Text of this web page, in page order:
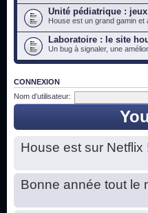
Unité pédiatrique : jeux
House est un grand gamin et
Laboratoire : le site
Un bug à signaler, une
CONNEXION
Nom d’utilisateur:
House est sur Netflix
Bonne année tout le